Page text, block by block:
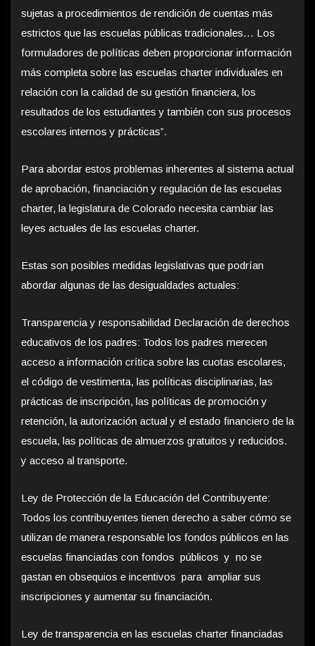
sujetas a procedimientos de rendición de cuentas más
estrictos que las escuelas públicas tradicionales… Los
formuladores de políticas deben proporcionar información
más completa sobre las escuelas charter individuales en
relación con la calidad de su gestión financiera, los
resultados de los estudiantes y también con sus procesos
escolares internos y prácticas”.
Para abordar estos problemas inherentes al sistema actual
de aprobación, financiación y regulación de las escuelas
charter, la legislatura de Colorado necesita cambiar las
leyes actuales de las escuelas charter.
Estas son posibles medidas legislativas que podrían
abordar algunas de las desigualdades actuales:
Transparencia y responsabilidad Declaración de derechos
educativos de los padres: Todos los padres merecen
acceso a información crítica sobre las cuotas escolares,
el código de vestimenta, las políticas disciplinarias, las
prácticas de inscripción, las políticas de promoción y
retención, la autorización actual y el estado financiero de la
escuela, las políticas de almuerzos gratuitos y reducidos.
y acceso al transporte.
Ley de Protección de la Educación del Contribuyente:
Todos los contribuyentes tienen derecho a saber cómo se
utilizan de manera responsable los fondos públicos en las
escuelas financiadas con fondos públicos y no se
gastan en obsequios e incentivos para ampliar sus
inscripciones y aumentar su financiación.
Ley de transparencia en las escuelas charter financiadas